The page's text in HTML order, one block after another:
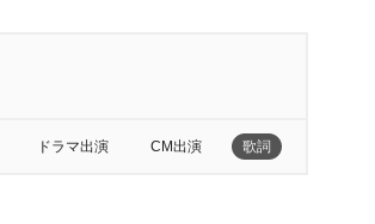
ドラマ出演 CM出演 歌詞